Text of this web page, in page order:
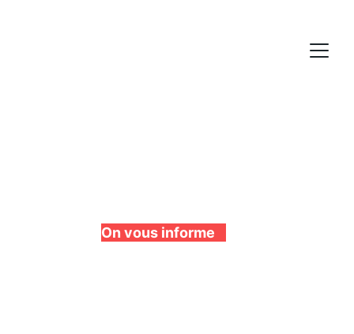
On vous informe